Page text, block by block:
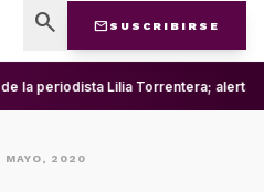
search mail SUSCRIBIRSE
la periodista Lilia Torrentera; alerta
MAYO, 2020